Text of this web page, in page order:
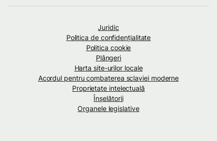
Juridic
Politica de confidenţialitate
Politica cookie
Plângeri
Harta site-urilor locale
Acordul pentru combaterea sclaviei moderne
Proprietate intelectuală
Înșelătorii
Organele legislative